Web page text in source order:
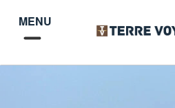
MENU